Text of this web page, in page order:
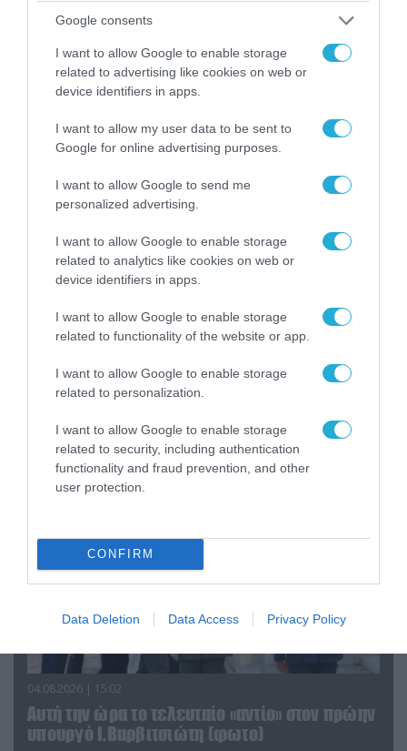
Google consents
I want to allow Google to enable storage
related to advertising like cookies on web or
device identifiers in apps.
I want to allow my user data to be sent to
Google for online advertising purposes.
I want to allow Google to send me
personalized advertising.
I want to allow Google to enable storage
related to analytics like cookies on web or
device identifiers in apps.
I want to allow Google to enable storage
related to functionality of the website or app.
I want to allow Google to enable storage
related to personalization.
I want to allow Google to enable storage
related to security, including authentication
functionality and fraud prevention, and other
user protection.
CONFIRM
Data Deletion Data Access Privacy Policy
«Επιχείρηση ελεύθερα πεζοδρόμια» στην
Αθήνα: Απομακρύνθηκαν παράνομα
αντικείμενα από κοινόχρηστους χώρους
«Οι εντελώς αθώοι»: Η ανάρτηση του Αρκά για
Αττικής (φωτο)
04.08.2026 | 15:02
Αυτή την ώρα το τελευταίο «αντίο» στον πρώην
υπουργό Ι.Βαρβιτσιώτη (φωτο)